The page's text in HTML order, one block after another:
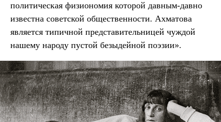
политическая физиономия которой давным-давно
известна советской общественности. Ахматова
является типичной представительницей чуждой
нашему народу пустой безыдейной поэзии».